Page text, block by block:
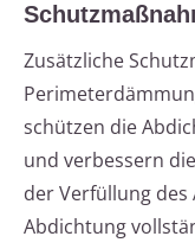
Zusätzliche
schützen die
und verbessern
der Verfüllung
Abdichtung